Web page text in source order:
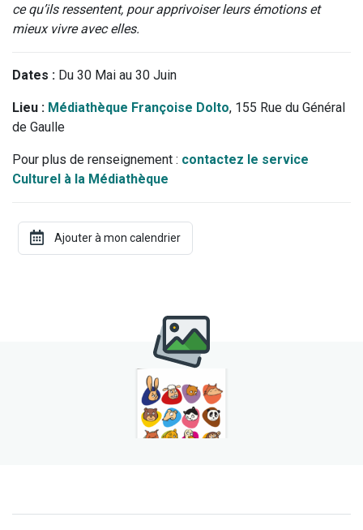
ce qu’ils ressentent, pour apprivoiser leurs émotions et
mieux vivre avec elles.
Dates : Du 30 Mai au 30 Juin
Lieu : Médiathèque Françoise Dolto, 155 Rue du Général
de Gaulle
Pour plus de renseignement : contactez le service
Culturel à la Médiathèque